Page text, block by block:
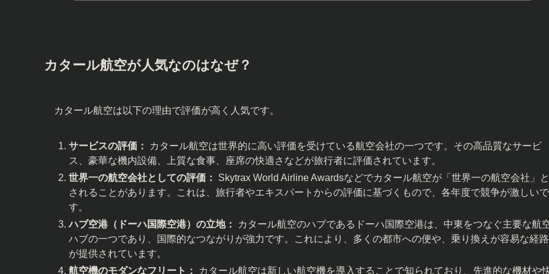
カタール航空が人気なのはなぜ？
カタール航空は以下の理由で評価が高く人気です。
サービスの評価：
カタール航空は世界的に高い評価を受けている航空会社の一つです。その高品質なサービ
ス、豪華な機内設備、上質な食事、座席の快適さなどが旅行者に評価されています。
世界一の航空会社としての評価：
Skytrax World Airline Awardsなどでカタール航空が「世界一の航空会社」と
されることがあります。これは、旅行者やエキスパートからの評価に基づくもので、各年度で競争が激しいで
す。
ハブ空港（ドーハ国際空港）の立地：
カタール航空のハブであるドーハ国際空港は、中東をつなぐ主要な航
ハブの一つであり、国際的なつながりが強力です。これにより、多くの都市への便や、乗り換えが容易な経路
が提供されています。
航空機のモダンなフリート：
カタール航空は新しい航空機を導入することで知られており、先進的な機材や